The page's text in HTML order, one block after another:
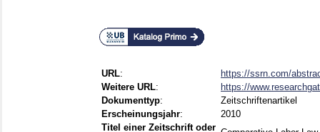
URL:
https://ssrn.com/
Weitere URL:
https://
Dokumenttyp:
Zeitschriftenartikel
Erscheinungsjahr:
2010
Titel einer Zeitschrift oder